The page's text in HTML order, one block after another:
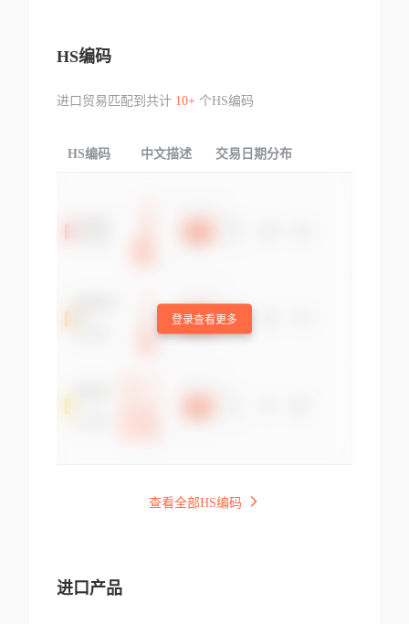
HS编码
进口贸易匹配到共计 10+个HS编码
HS编码 中文描述 交易日期分布
登录查看更多
查看全部HS编码
进口产品